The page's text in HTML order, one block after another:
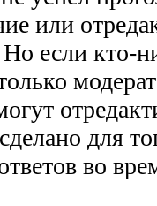
или
Но если кто-
для
во